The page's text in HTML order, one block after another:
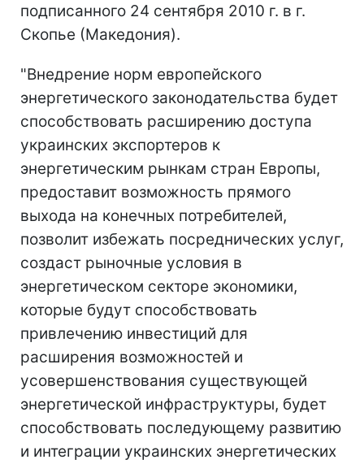
подписанного 24 сентября 2010 г. в г.
Скопье (Македония).
"Внедрение норм европейского
энергетического законодательства будет
способствовать расширению доступа
украинских экспортеров к
энергетическим рынкам стран Европы,
предоставит возможность прямого
выхода на конечных потребителей,
позволит избежать посреднических услуг,
создаст рыночные условия в
энергетическом секторе экономики,
которые будут способствовать
привлечению инвестиций для
расширения возможностей и
усовершенствования существующей
энергетической инфраструктуры, будет
способствовать последующему развитию
и интеграции украинских энергетических